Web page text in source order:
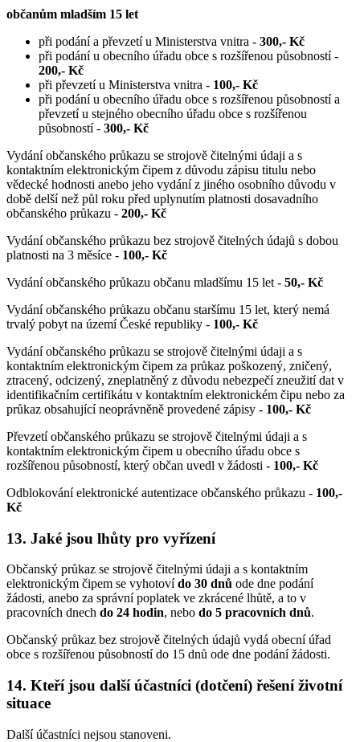
občanům mladším 15 let
při podání a převzetí u Ministerstva vnitra - 300,- Kč
při podání u obecního úřadu obce s rozšířenou působností -
200,- Kč
při převzetí u Ministerstva vnitra - 100,- Kč
při podání u obecního úřadu obce s rozšířenou působností a
převzetí u stejného obecního úřadu obce s rozšířenou
působností - 300,- Kč
Vydání občanského průkazu se strojově čitelnými údaji a s
kontaktním elektronickým čipem z důvodu zápisu titulu nebo
vědecké hodnosti anebo jeho vydání z jiného osobního důvodu v
době delší než půl roku před uplynutím platnosti dosavadního
občanského průkazu - 200,- Kč
Vydání občanského průkazu bez strojově čitelných údajů s dobou
platnosti na 3 měsíce - 100,- Kč
Vydání občanského průkazu občanu mladšímu 15 let - 50,- Kč
Vydání občanského průkazu občanu staršímu 15 let, který nemá
trvalý pobyt na území České republiky - 100,- Kč
Vydání občanského průkazu se strojově čitelnými údaji a s
kontaktním elektronickým čipem za průkaz poškozený, zničený,
ztracený, odcizený, zneplatněný z důvodu nebezpečí zneužití dat v
identifikačním certifikátu v kontaktním elektronickém čipu nebo za
průkaz obsahující neoprávněně provedené zápisy - 100,- Kč
Převzetí občanského průkazu se strojově čitelnými údaji a s
kontaktním elektronickým čipem u obecního úřadu obce s
rozšířenou působností, který občan uvedl v žádosti - 100,- Kč
Odblokování elektronické autentizace občanského průkazu - 100,-
Kč
13. Jaké jsou lhůty pro vyřízení
Občanský průkaz se strojově čitelnými údaji a s kontaktním
elektronickým čipem se vyhotovído 30 dnů ode dne podání
žádosti, anebo za správní poplatek ve zkrácené lhůtě, a to v
pracovních dnech do 24 hodin, nebo do 5 pracovních dnů.
Občanský průkaz bez strojově čitelných údajů vydá obecní úřad
obce s rozšířenou působností do 15 dnů ode dne podání žádosti.
14. Kteří jsou další účastníci (dotčení) řešení životní
situace
Další účastníci nejsou stanoveni.